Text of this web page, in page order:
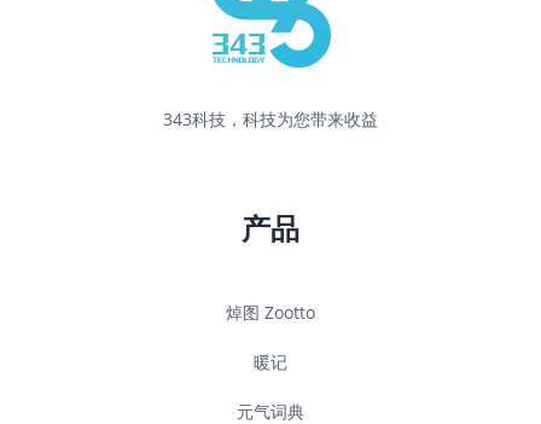
343科技，科技为您带来收益
产品
焯图 Zootto
暖记
元气词典